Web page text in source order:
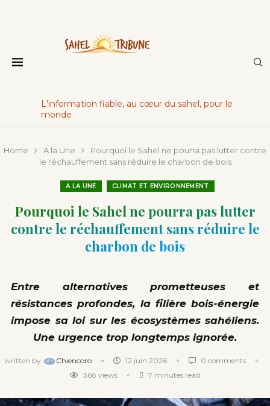
L'information fiable, au cœur du sahel, pour le
monde
Home A la Une
Pourquoi le Sahel ne pourra pas lutter contre
le réchauffement sans réduire le charbon de bois
A LA UNE CLIMAT ET ENVIRONNEMENT
Pourquoi le Sahel ne pourra pas lutter
contre le réchauffement sans réduire le
charbon de bois
Entre alternatives prometteuses et
résistances profondes, la filière bois-énergie
impose sa loi sur les écosystèmes sahéliens.
Une urgence trop longtemps ignorée.
written by Chiencoro 12 juin 2026
0 comments
368 views 7 minutes read